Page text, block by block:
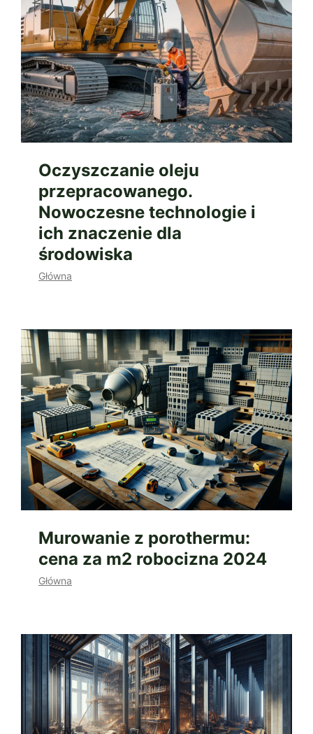
Oczyszczanie oleju
przepracowanego.
Nowoczesne technologie i
ich znaczenie dla
środowiska
Główna
Murowanie z porothermu:
cena za m2 robocizna 2024
Główna